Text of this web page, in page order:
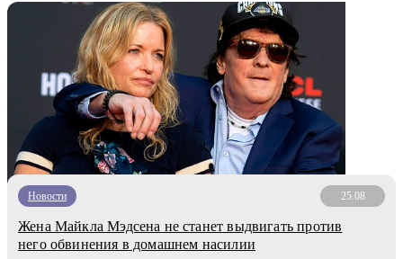
Новости 25.08
Жена Майкла Мэдсена не станет выдвигать против
него обвинения в домашнем насилии